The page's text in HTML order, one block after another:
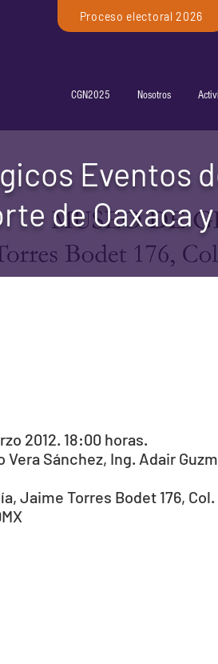
Proceso electoral 2026
CGN2025 Nosotros
Eventos
de Oaxaca
2012. 18:00 horas.
Vera Sánchez, Ing. Adair
Jaime Torres Bodet 176, Col.